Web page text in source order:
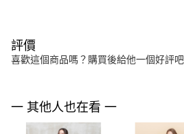
評價
喜歡這個商品嗎？購買後給他一個好評吧
一 其他人也在看 一